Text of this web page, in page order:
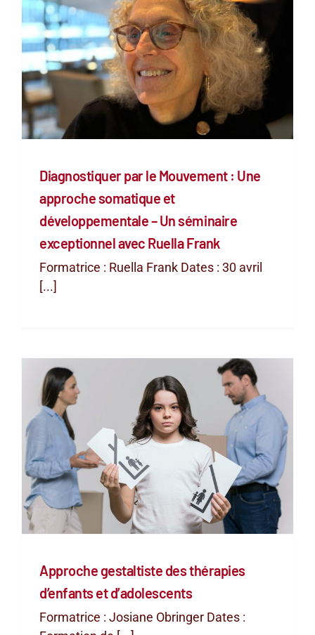
Diagnostiquer par le Mouvement : Une
approche somatique et
développementale – Un séminaire
exceptionnel avec Ruella Frank
Formatrice : Ruella Frank Dates : 30 avril
[...]
Approche gestaltiste des thérapies
d’enfants et d’adolescents
Formatrice : Josiane Obringer Dates :